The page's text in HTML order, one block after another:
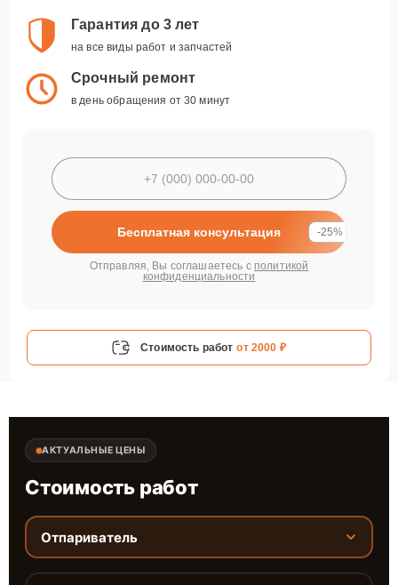
Гарантия до 3 лет
на все виды работ и запчастей
Срочный ремонт
в день обращения от 30 минут
Бесплатная консультация -25%
Отправляя, Вы соглашаетесь с политикой
конфиденциальности
Стоимость работ от 2000 ₽
АКТУАЛЬНЫЕ ЦЕНЫ
Стоимость работ
Отпариватель